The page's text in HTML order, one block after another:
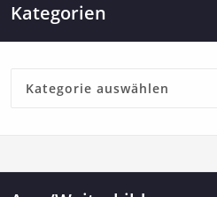
Kategorien
Kategorien